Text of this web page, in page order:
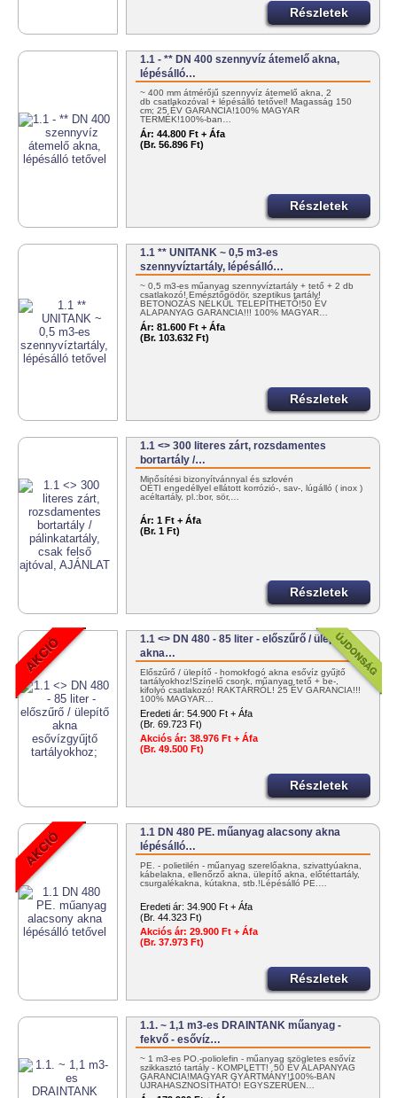
Részletek
1.1 - ** DN 400 szennyvíz átemelő akna,
lépésálló…
~ 400 mm átmérőjű szennyvíz átemelő akna, 2
db csatlakozóval + lépésálló tetővel! Magasság 150
cm; 25 ÉV GARANCIA!100% MAGYAR
TERMÉK!100%-ban…
Ár: 44.800 Ft + Áfa
(Br. 56.896 Ft)
Részletek
1.1 ** UNITANK ~ 0,5 m3-es
szennyvíztartály, lépésálló…
~ 0,5 m3-es műanyag szennyvíztartály + tető + 2 db
csatlakozó! Emésztőgödör, szeptikus tartály!
BETONOZÁS NÉLKÜL TELEPÍTHETŐ!50 ÉV
ALAPANYAG GARANCIA!!! 100% MAGYAR…
Ár: 81.600 Ft + Áfa
(Br. 103.632 Ft)
Részletek
1.1 <> 300 literes zárt, rozsdamentes
bortartály /…
Minősítési bizonyítvánnyal és szlovén
OÉTI engedéllyel ellátott korrózió-, sav-, lúgálló ( inox )
acéltartály, pl.:bor, sör,…
Ár: 1 Ft + Áfa
(Br. 1 Ft)
Részletek
1.1 <> DN 480 - 85 liter - előszűrő / ülepítő
akna…
Előszűrő / ülepítő - homokfogó akna esővíz gyűjtő
tartályokhoz!Színelő csonk, műanyag tető + be-,
kifolyó csatlakozó! RAKTÁRRÓL! 25 ÉV GARANCIA!!!
100% MAGYAR…
Eredeti ár: 54.900 Ft + Áfa
(Br. 69.723 Ft)
Akciós ár: 38.976 Ft + Áfa
(Br. 49.500 Ft)
Részletek
1.1 DN 480 PE. műanyag alacsony akna
lépésálló…
PE. - polietilén - műanyag szerelőakna, szivattyúakna,
kábelakna, ellenőrző akna, ülepítő akna, előtéttartály,
csurgalékakna, kútakna, stb.!Lépésálló PE.…
Eredeti ár: 34.900 Ft + Áfa
(Br. 44.323 Ft)
Akciós ár: 29.900 Ft + Áfa
(Br. 37.973 Ft)
Részletek
1.1. ~ 1,1 m3-es DRAINTANK műanyag -
fekvő - esővíz…
~ 1 m3-es PO.-poliolefin - műanyag szögletes esővíz
szikkasztó tartály - KOMPLETT! 50 ÉV ALAPANYAG
GARANCIA!MAGYAR GYÁRTMÁNY!100%-BAN
ÚJRAHASZNOSÍTHATÓ! EGYSZERŰEN…